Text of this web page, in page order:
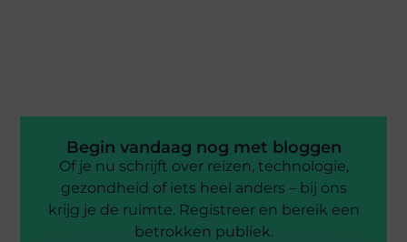
Begin vandaag nog met bloggen
Of je nu schrijft over reizen, technologie,
gezondheid of iets heel anders – bij ons
krijg je de ruimte. Registreer en bereik een
betrokken publiek.